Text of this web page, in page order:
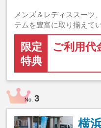
メンズ＆レディススーツ
テムを豊富に取り揃えてい
限定
特典
ご利用代
No.3
横